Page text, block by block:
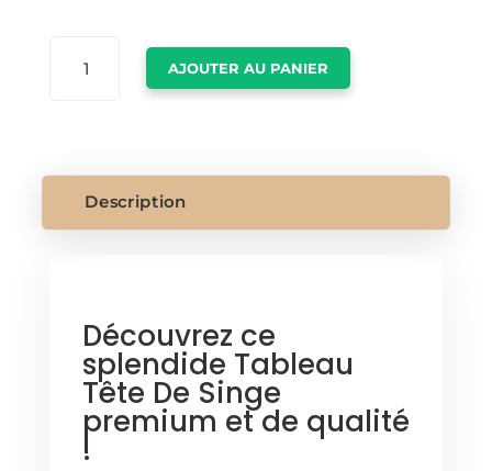
SINGE
AJOUTER AU PANIER
Description
Découvrez ce
splendide Tableau
Tête De Singe
premium et de qualité
!